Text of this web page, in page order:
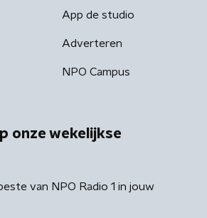
App de studio
Adverteren
NPO Campus
onze wekelijkse
van NPO Radio 1 in jouw